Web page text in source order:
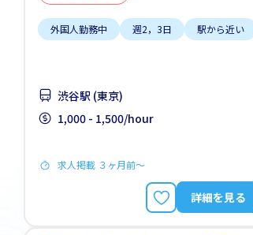
外国人勤務中 週2，3日 駅から近い
渋谷駅 (東京)
1,000 - 1,500/hour
求人掲載 ３ヶ月前〜
詳細を見る